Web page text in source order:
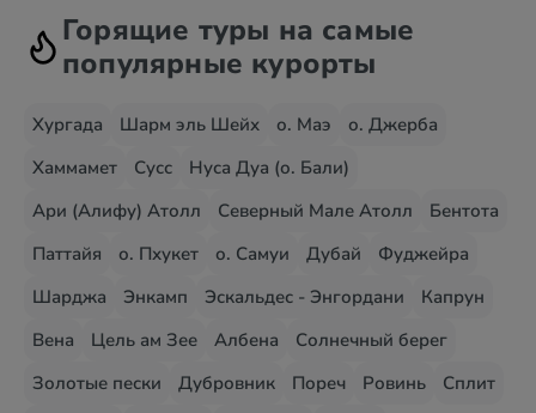
Горящие туры на самые
популярные курорты
Хургада Шарм эль Шейх о. Маэ
о. Джерба
Хаммамет
Сусс
Нуса Дуа (о. Бали)
Ари (Алифу) Атолл
Северный Мале Атолл
Бентота
Паттайя
о. Пхукет о. Самуи Дубай
Фуджейра
Шарджа
Энкамп Эскальдес - Энгордани
Капрун
Вена
Цель ам Зее Албена
Солнечный берег
Золотые пески
Дубровник Пореч Ровинь
Сплит